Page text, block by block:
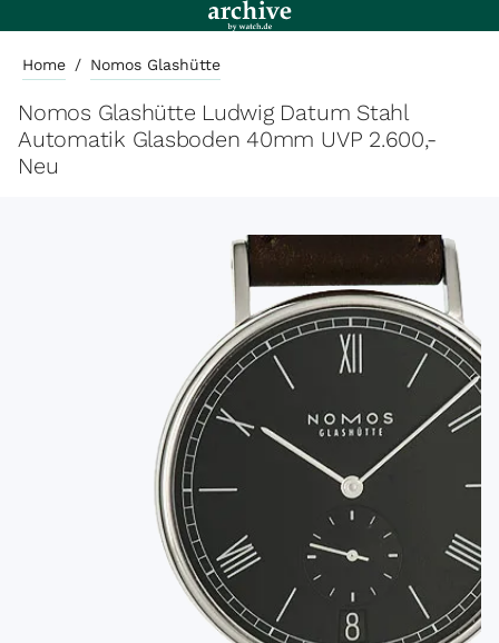
Home / Nomos Glashütte
Nomos Glashütte Ludwig Datum Stahl
Automatik Glasboden 40mm UVP 2.600,-
Neu